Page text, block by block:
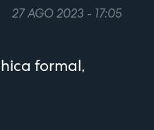
27 AGO 2023 - 17:05
formal,